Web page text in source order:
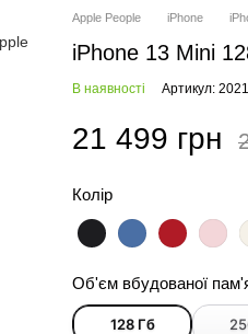
Apple People iPhone
iPhone 13 Mini
В наявності Артикул:
21 499 грн
Колір
Об'єм вбудованої
128 Гб